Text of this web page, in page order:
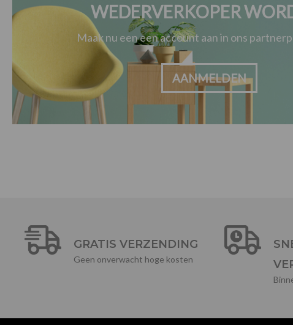
WEDERVERKOPER
Maak nu een een account aan in ons
AANMELDEN
GRATIS VERZENDING
Geen onverwacht hoge kosten